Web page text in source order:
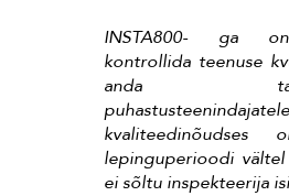
INSTA800- ga
kontrollida teenuse
anda
kvaliteedinõudses
lepinguperioodi vältel
ei sõltu inspekteerija